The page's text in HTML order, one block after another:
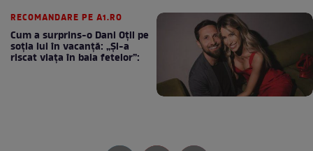
RECOMANDARE PE A1.RO
Cum a surprins-o Dani Oțil pe
soția lui în vacanță: „Și-a
riscat viața în baia fetelor”: